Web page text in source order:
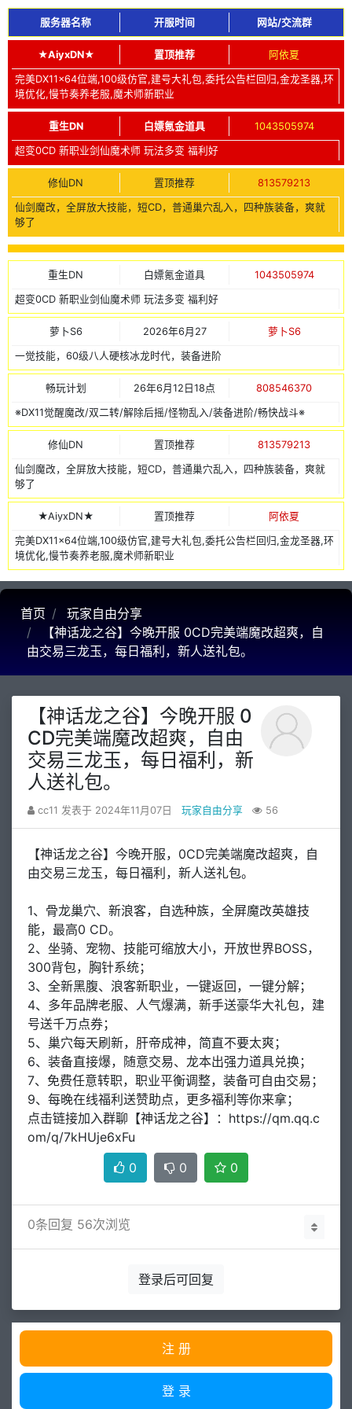
服务器名称 开服时间 网站/交流群
★AiyxDN★ 置顶推荐 阿依夏
完美DX11x64位端,100级仿官,建号大礼包,委托公告栏回归,金龙圣器,环
境优化,慢节奏养老服,魔术师新职业
重生DN 白嫖氪金道具 1043505974
超变0CD 新职业剑仙魔术师 玩法多变 福利好
修仙DN 置顶推荐 813579213
仙剑魔改，全屏放大技能，短CD，普通巢穴乱入，四种族装备，爽就
够了
重生DN 白嫖氪金道具 1043505974
超变0CD 新职业剑仙魔术师 玩法多变 福利好
萝卜S6 2026年6月27 萝卜S6
一觉技能，60级八人硬核冰龙时代，装备进阶
畅玩计划 26年6月12日18点 808546370
※DX11觉醒魔改/双二转/解除后摇/怪物乱入/装备进阶/畅快战斗※
修仙DN 置顶推荐 813579213
仙剑魔改，全屏放大技能，短CD，普通巢穴乱入，四种族装备，爽就
够了
★AiyxDN★ 置顶推荐 阿依夏
完美DX11x64位端,100级仿官,建号大礼包,委托公告栏回归,金龙圣器,环
境优化,慢节奏养老服,魔术师新职业
首页
玩家自由分享
【神话龙之谷】今晚开服 0CD完美端魔改超爽，自
由交易三龙玉，每日福利，新人送礼包。
【神话龙之谷】今晚开服 0
CD完美端魔改超爽，自由
交易三龙玉，每日福利，新
人送礼包。
cc11 发表于 2024年11月07日 玩家自由分享 56
【神话龙之谷】今晚开服，0CD完美端魔改超爽，自
由交易三龙玉，每日福利，新人送礼包。
1、骨龙巢穴、新浪客，自选种族，全屏魔改英雄技
能，最高0 CD。
2、坐骑、宠物、技能可缩放大小，开放世界BOSS，
300背包，胸针系统；
3、全新黑腹、浪客新职业，一键返回，一键分解；
4、多年品牌老服、人气爆满，新手送豪华大礼包，建
号送千万点券；
5、巢穴每天刷新，肝帝成神，简直不要太爽；
6、装备直接爆，随意交易、龙本出强力道具兑换；
7、免费任意转职，职业平衡调整，装备可自由交易；
9、每晚在线福利送赞助点，更多福利等你来拿；
点击链接加入群聊【神话龙之谷】：https://qm.qq.c
om/q/7kHUje6xFu
0
0 0
0条回复 56次浏览
登录后可回复
注 册
登 录